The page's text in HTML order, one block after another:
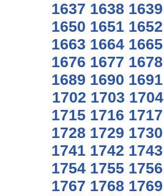
1637 1638 1639
1650 1651 1652
1663 1664 1665
1676 1677 1678
1689 1690 1691
1702 1703 1704
1715 1716 1717
1728 1729 1730
1741 1742 1743
1754 1755 1756
1767 1768 1769